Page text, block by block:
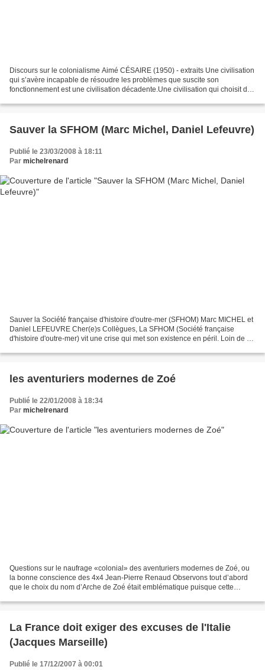
Discours sur le colonialisme Aimé CÉSAIRE (1950) - extraits Une civilisation
qui s’avère incapable de résoudre les problèmes que suscite son
fonctionnement est une civilisation décadente.Une civilisation qui choisit de
Sauver la SFHOM (Marc Michel, Daniel Lefeuvre)
Publié le 23/03/2008 à 18:11
Par michelrenard
Sauver la Société française d'histoire d'outre-mer (SFHOM) Marc MICHEL et
Daniel LEFEUVRE Cher(e)s Collègues, La SFHOM (Société française
d'histoire d'outre-mer) vit une crise qui met son existence en péril. Loin de se
les aventuriers modernes de Zoé
Publié le 22/01/2008 à 18:34
Par michelrenard
Questions sur le naufrage «colonial» des aventuriers modernes de Zoé, ou
la bonne conscience des 4x4 Jean-Pierre Renaud Observons tout d’abord
que le choix du nom d’Arche de Zoé était emblématique puisque cette
La France doit exiger des excuses de l'Italie
(Jacques Marseille)
Publié le 17/12/2007 à 00:01